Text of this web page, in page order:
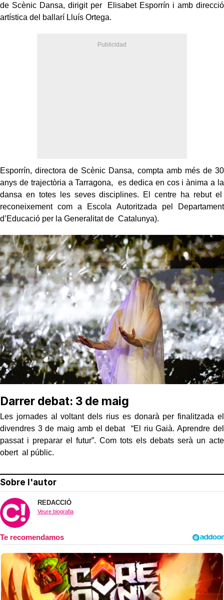
de Scènic Dansa, dirigit per Elisabet Esporrín i amb direcció
artística del ballarí Lluís Ortega.
Esporrín, directora de Scènic Dansa, compta amb més de 30
anys de trajectòria a Tarragona, es dedica en cos i ànima a la
dansa en totes les seves disciplines. El centre ha rebut el
reconeixement com a Escola Autoritzada pel Departament
d’Educació per la Generalitat de Catalunya).
Darrer debat: 3 de maig
Les jornades al voltant dels rius es donarà per finalitzada el
divendres 3 de maig amb el debat “El riu Gaià. Aprendre del
passat i preparar el futur”. Com tots els debats serà un acte
obert al públic.
Sobre l'autor
REDACCIÓ
Veure biografia